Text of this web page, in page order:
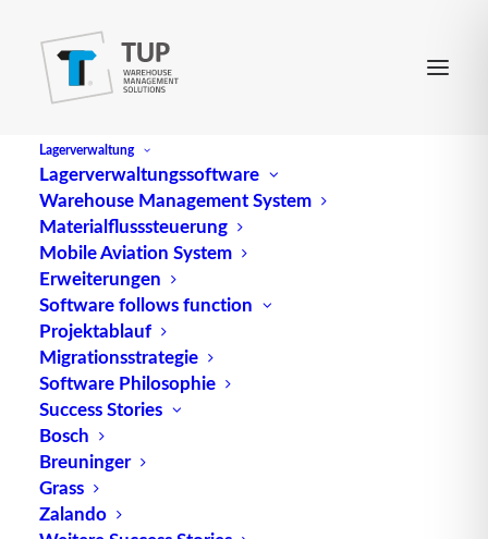
Lagerverwaltung
Lagerverwaltungssoftware
Warehouse Management System
Materialflusssteuerung
Mobile Aviation System
Erweiterungen
Software follows function
Projektablauf
Migrationsstrategie
Software Philosophie
Success Stories
Bosch
Breuninger
Grass
Zalando
CASS
CASS, abgekürzt für Cargo Accounts Settlement
System, ist ein System, das speziell für die
Abwicklung von Frachtabrechnungen im
Luftfrachtbereich entwickelt wurde. Es bietet eine
effiziente und standardisierte Methode für die
Abrechnung von Frachtkosten zwischen
Fluggesellschaften, Frachtspediteuren und anderen
beteiligten Parteien.